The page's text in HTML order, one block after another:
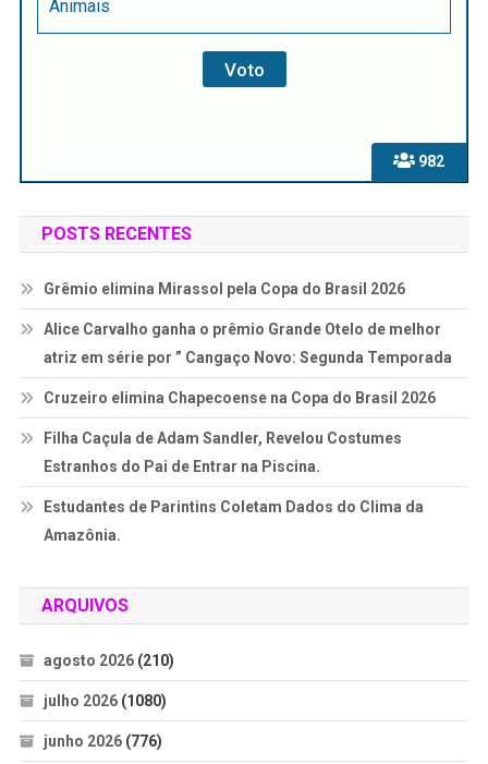
982
Animais
POSTS RECENTES
Grêmio elimina Mirassol pela Copa do Brasil 2026
Alice Carvalho ganha o prêmio Grande Otelo de melhor
atriz em série por ” Cangaço Novo: Segunda Temporada
Cruzeiro elimina Chapecoense na Copa do Brasil 2026
Filha Caçula de Adam Sandler, Revelou Costumes
Estranhos do Pai de Entrar na Piscina.
Estudantes de Parintins Coletam Dados do Clima da
Amazônia.
ARQUIVOS
agosto 2026(210)
julho 2026(1080)
junho 2026(776)